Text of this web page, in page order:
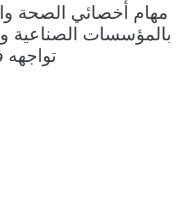
مهام أخصائي الصحة
بالمؤسسات الصناعية
تواجهه